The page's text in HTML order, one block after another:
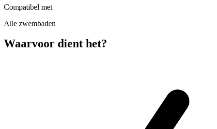
Compatibel met
Alle zwembaden
Waarvoor dient het?